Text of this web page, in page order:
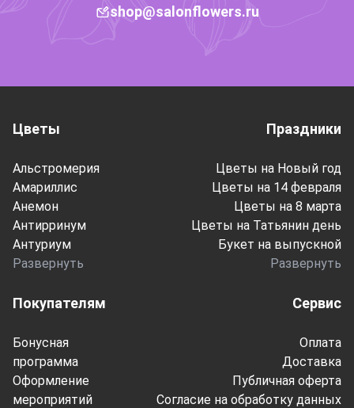
shop@salonflowers.ru
Покупателям
Бонусная
программа
Оформление
мероприятий
Сервис
Оплата
Доставка
Публичная оферта
Согласие на обработку данных
Цветы
Альстромерия
Амариллис
Анемон
Антирринум
Антуриум
Развернуть
Праздники
Цветы на Новый год
Цветы на 14 февраля
Цветы на 8 марта
Цветы на Татьянин день
Букет на выпускной
Развернуть